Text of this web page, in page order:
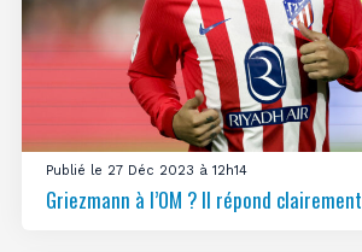
Publié le 27 Déc 2023 à 12h14
Griezmann à l’OM ? Il répond clairement